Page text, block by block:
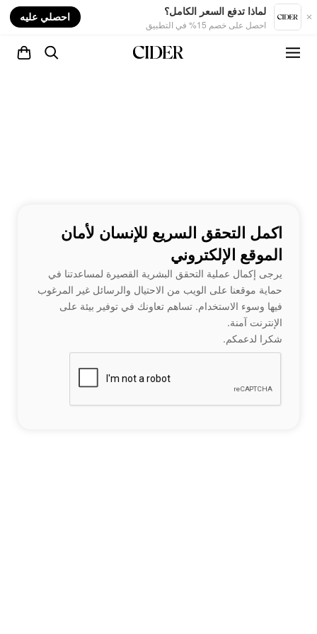
لماذا تدفع السعر الكامل؟
احصل على خصم 15% في التطبيق
احصلي عليه
اكمل التحقق السريع للإنسان لأمان
الموقع الإلكتروني
يرجى إكمال عملية التحقق البشرية القصيرة لمساعدتنا في
حماية موقعنا على الويب من الاحتيال والرسائل غير المرغوب
فيها وسوء الاستخدام. تساهم تعاونك في توفير بيئة على
الإنترنت آمنة.
شكرا لدعمكم.